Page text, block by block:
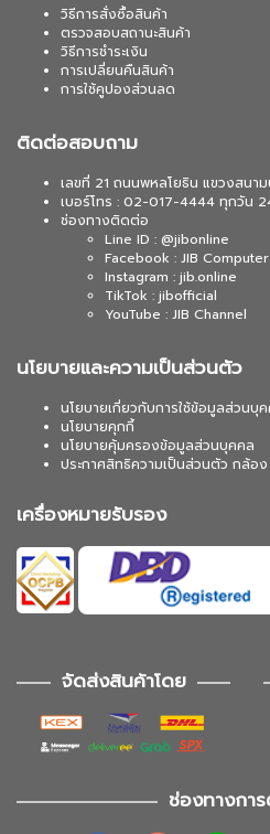
วิธีการสั่งซื้อสินค้า
ตรวจสอบสถานะสินค้า
วิธีการชำระเงิน
การเปลี่ยนคืนสินค้า
การใช้คูปองส่วนลด
ติดต่อสอบถาม
เลขที่ 21 ถนนพหลโยธิน แขวงสนา
เบอร์โทร : 02-017-4444 ทุกวัน
ช่องทางติดต่อ
Line ID : @jibonline
Facebook : JIB
Instagram : jib.online
TikTok : jibofficial
YouTube : JIB Channel
นโยบายและความเป็นส่วนตัว
นโยบายเกี่ยวกับการใช้ข้อมูลส่วนบุ
นโยบายคุกกี้
นโยบายคุ้มครองข้อมูลส่วนบุคคล
ประกาศสิทธิความเป็นส่วนตัว กล้อ
เครื่องหมายรับรอง
จัดส่งสินค้าโดย
ช่องทางกา